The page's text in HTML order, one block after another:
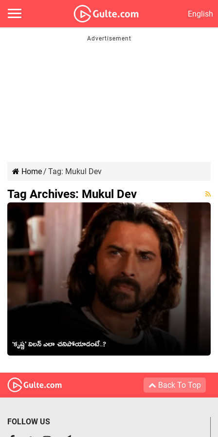
English
Home/ Tag: Mukul Dev
Tag Archives: Mukul Dev
‘కృష్ణ’ విలన్ ఎలా చనిపోయాడంటే..?
Back To Top
FOLLOW US